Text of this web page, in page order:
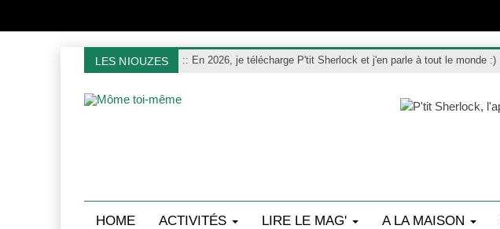
LES NIOUZES :: En 2026, je télécharge P'tit Sherlock et j'en parle à tout le monde :)
HOME ACTIVITÉS LIRE LE MAG' A LA MAISON